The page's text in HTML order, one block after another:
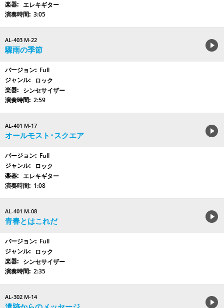
エレキギター
3:05
AL-403 M-22
驟雨の季節
Full
ロック
シンセサイザー
2:59
AL-401 M-17
オールモスト･スクエア
Full
ロック
エレキギター
1:08
AL-401 M-08
青春とはこれだ
Full
ロック
シンセサイザー
2:35
AL-302 M-14